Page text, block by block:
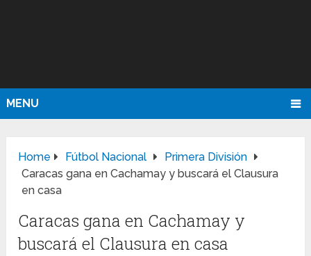
MENU
Home Fútbol Nacional
Primera División
Caracas gana en Cachamay y buscará el Clausura
en casa
Caracas gana en Cachamay y
buscará el Clausura en casa